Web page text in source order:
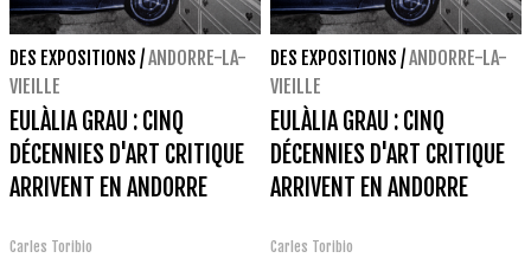
DES EXPOSITIONS /ANDORRE-LA-
VIEILLE
EULÀLIA GRAU : CINQ
DÉCENNIES D'ART CRITIQUE
ARRIVENT EN ANDORRE
Carles Toribio
DES EXPOSITIONS /ANDORRE-LA-
VIEILLE
EULÀLIA GRAU : CINQ
DÉCENNIES D'ART CRITIQUE
ARRIVENT EN ANDORRE
Carles Toribio